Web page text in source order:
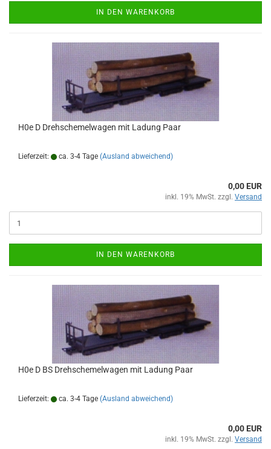
IN DEN WARENKORB
H0e D Drehschemelwagen mit Ladung Paar
Lieferzeit: ca. 3-4 Tage (Ausland abweichend)
0,00 EUR
inkl. 19% MwSt. zzgl. Versand
IN DEN WARENKORB
H0e D BS Drehschemelwagen mit Ladung Paar
Lieferzeit: ca. 3-4 Tage (Ausland abweichend)
0,00 EUR
inkl. 19% MwSt. zzgl. Versand